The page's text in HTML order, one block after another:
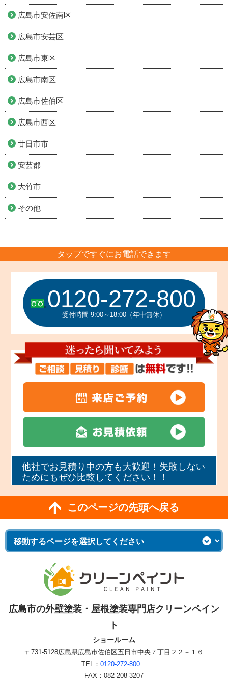
広島市安佐南区
広島市安芸区
広島市東区
広島市南区
広島市佐伯区
広島市西区
廿日市市
安芸郡
大竹市
その他
タップですぐにお電話できます
0120-272-800
受付時間 9:00～18:00（年中無休）
他社でお見積り中の方も大歓迎！失敗しない
ためにもぜひ比較してください！！
このページの先頭へ戻る
広島市の外壁塗装・屋根塗装専門店クリーンペイン
ト
ショールーム
〒731-5128広島県広島市佐伯区五日市中央７丁目２２－１６
TEL： 0120-272-800
FAX：082-208-3207